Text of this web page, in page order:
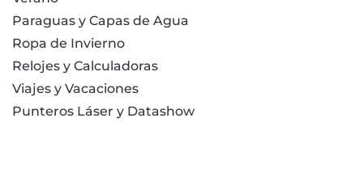
Paraguas y Capas de Agua
Ropa de Invierno
Relojes y Calculadoras
Viajes y Vacaciones
Punteros Láser y Datashow